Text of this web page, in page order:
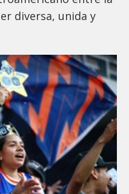
diversa, unida y